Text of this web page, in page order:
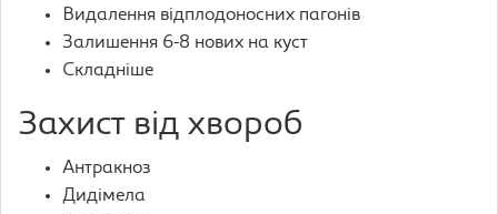
Видалення відплодоносних пагонів
Залишення 6-8 нових на куст
Складніше
Захист від хвороб
Антракноз
Дидімела